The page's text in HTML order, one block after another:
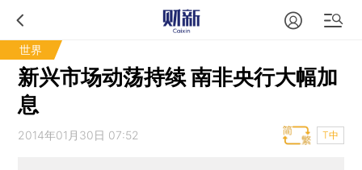
世界
新兴市场动荡持续 南非央行大幅加
息
2014年01月30日 07:52 T中